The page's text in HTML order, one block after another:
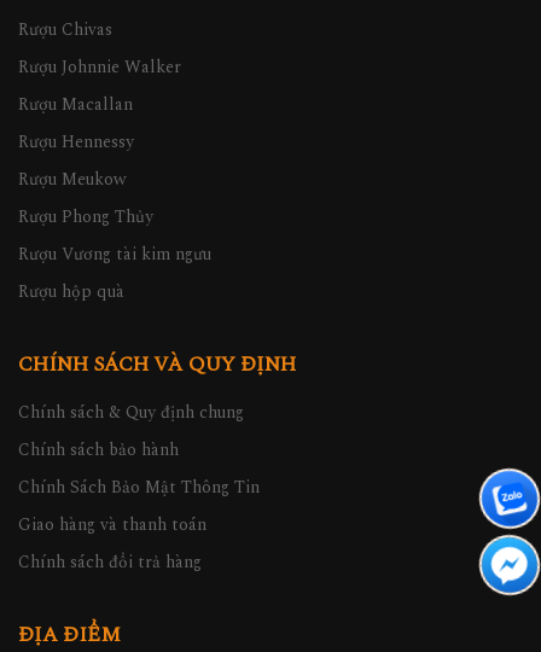
Rượu Chivas
Rượu Johnnie Walker
Rượu Macallan
Rượu Hennessy
Rượu Meukow
Rượu Phong Thủy
Rượu Vương tài kim ngưu
Rượu hộp quà
CHÍNH SÁCH VÀ QUY ĐỊNH
Chính sách & Quy định chung
Chính sách bảo hành
Chính Sách Bảo Mật Thông Tin
Giao hàng và thanh toán
Chính sách đổi trả hàng
ĐỊA ĐIỂM